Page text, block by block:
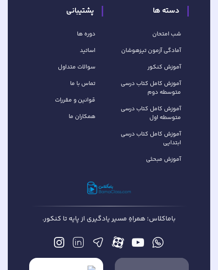
دسته ها
شب امتحان
آمادگی آزمون تیزهوشان
آموزش کنکور
آموزش کامل کتاب‌ درسی
متوسطه دوم
آموزش کامل کتاب‌ درسی
متوسطه اول
آموزش کامل کتاب درسی
ابتدایی
آموزش مبحثی
پشتیبانی
دوره ها
اساتید
سوالات متداول
تماس با ما
قوانین و مقررات
همکاران ما
باماکلاس؛ همراهِ مسیر یادگیری از پایه تا کنکور.